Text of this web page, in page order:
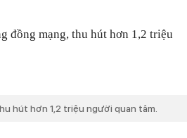
đồng mạng, thu hút hơn 1,2 triệu
hút hơn 1,2 triệu người quan tâm.